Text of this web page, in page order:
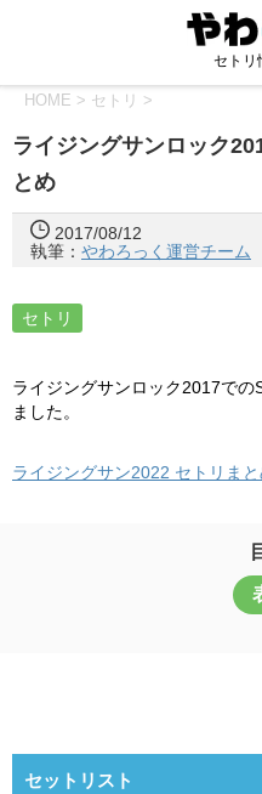
セトリ
HOME > セトリ >
ライジングサンロック
とめ
2017/08/12
執筆： やわろっく運営チーム
セトリ
ライジングサンロック2017で
ました。
ライジングサン2022 セトリまと
セットリスト